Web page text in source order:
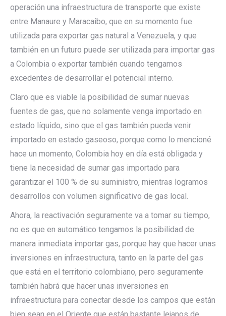
operación una infraestructura de transporte que existe
entre Manaure y Maracaibo, que en su momento fue
utilizada para exportar gas natural a Venezuela, y que
también en un futuro puede ser utilizada para importar gas
a Colombia o exportar también cuando tengamos
excedentes de desarrollar el potencial interno.
Claro que es viable la posibilidad de sumar nuevas
fuentes de gas, que no solamente venga importado en
estado líquido, sino que el gas también pueda venir
importado en estado gaseoso, porque como lo mencioné
hace un momento, Colombia hoy en día está obligada y
tiene la necesidad de sumar gas importado para
garantizar el 100 % de su suministro, mientras logramos
desarrollos con volumen significativo de gas local.
Ahora, la reactivación seguramente va a tomar su tiempo,
no es que en automático tengamos la posibilidad de
manera inmediata importar gas, porque hay que hacer unas
inversiones en infraestructura, tanto en la parte del gas
que está en el territorio colombiano, pero seguramente
también habrá que hacer unas inversiones en
infraestructura para conectar desde los campos que están